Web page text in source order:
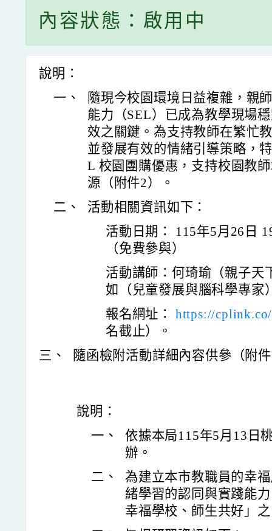
內容狀態：啟用中
說明：
一、
隨現今校園環境日益複雜，親
能力（SEL）已成為教學現場
效之關鍵。為支持教師在繁忙
並發展有效的情緒引導策略，
L 校園團購優惠，支持校園教
源（附件2）。
二、
活動相關資訊如下：
活動日期： 115年5月26日
（免費參與）
活動講師：何琦瑜（親子天
如（兒童發展與腦科學專家
報名網址： https://
名截止）。
三、
隨函檢附活動詳細內容供參（附
說明：
一、
依據本局115年5月13日
辦。
二、
為建立本市教職員的幸
緒學習的認同與實踐能
幸福學校、師生共好」